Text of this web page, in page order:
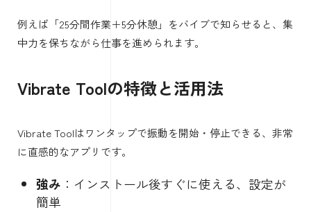
例えば「25分間作業＋5分休憩」をバイブで知らせると、集
中力を保ちながら仕事を進められます。
Vibrate Toolの特徴と活用法
Vibrate Toolはワンタップで振動を開始・停止できる、非常
に直感的なアプリです。
強み ：インストール後すぐに使える、設定が
簡単